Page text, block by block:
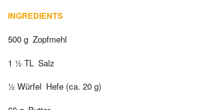
INGREDIENTS
500 g Zopfmehl
1 ½ TL Salz
½ Würfel Hefe (ca. 20 g)